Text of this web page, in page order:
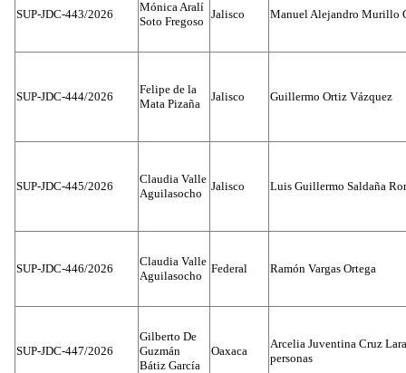
SUP-JDC-443/2026
Mónica Aralí
Soto Fregoso
Jalisco Manuel Alejandro Murillo
SUP-JDC-444/2026
Felipe de la
Mata Pizaña
Jalisco Guillermo Ortiz Vázquez
SUP-JDC-445/2026
Claudia Valle
Aguilasocho
Jalisco Luis Guillermo Saldaña
SUP-JDC-446/2026
Claudia Valle
Aguilasocho
Federal Ramón Vargas Ortega
SUP-JDC-447/2026
Gilberto De
Guzmán
Bátiz García
Oaxaca
Arcelia Juventina Cruz
personas